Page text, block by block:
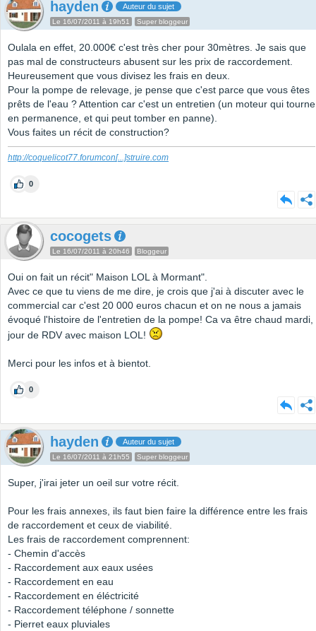
hayden Auteur du sujet
Le 16/07/2011 à 19h51 Super bloggeur
Oulala en effet, 20.000€ c'est très cher pour 30mètres. Je sais que
pas mal de constructeurs abusent sur les prix de raccordement.
Heureusement que vous divisez les frais en deux.
Pour la pompe de relevage, je pense que c'est parce que vous êtes
prêts de l'eau ? Attention car c'est un entretien (un moteur qui tourne
en permanence, et qui peut tomber en panne).
Vous faites un récit de construction?
http://coquelicot77.forumcon[...]struire.com
0
cocogets
Le 16/07/2011 à 20h46 Bloggeur
Oui on fait un récit" Maison LOL à Mormant".
Avec ce que tu viens de me dire, je crois que j'ai à discuter avec le
commercial car c'est 20 000 euros chacun et on ne nous a jamais
évoqué l'histoire de l'entretien de la pompe! Ca va être chaud mardi,
jour de RDV avec maison LOL!
Merci pour les infos et à bientot.
0
hayden Auteur du sujet
Le 16/07/2011 à 21h55 Super bloggeur
Super, j'irai jeter un oeil sur votre récit.
Pour les frais annexes, ils faut bien faire la différence entre les frais
de raccordement et ceux de viabilité.
Les frais de raccordement comprennent:
- Chemin d'accès
- Raccordement aux eaux usées
- Raccordement en eau
- Raccordement en éléctricité
- Raccordement téléphone / sonnette
- Pierret eaux pluviales